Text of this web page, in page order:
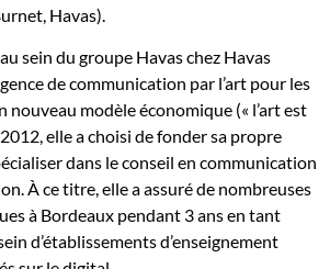
Havas).
sein du groupe Havas chez Havas
de communication par l’art pour les
nouveau modèle économique (« l’art est
elle a choisi de fonder sa propre
dans le conseil en communication
À ce titre, elle a assuré de nombreuses
à Bordeaux pendant 3 ans en tant
d’établissements d’enseignement